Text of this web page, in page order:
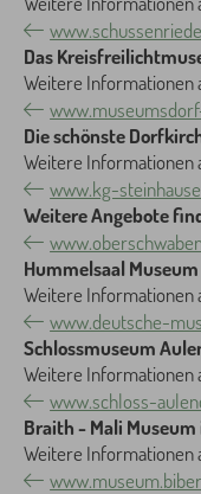
Das
Weitere Informationen
Die schönste
Weitere Informationen
www.kg-
Weitere Angebote
Hummelsaal
Weitere Informationen
www.deutsche-
Schlossmuseum
Weitere Informationen
www.schloss-
Braith - Mali Museum
Weitere Informationen